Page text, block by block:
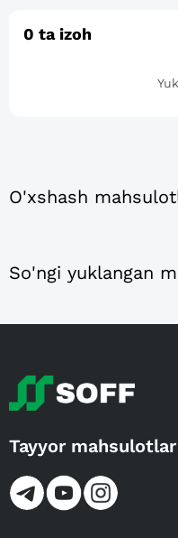
0 ta izoh
O'xshash
So'ngi yuklangan
Tayyor